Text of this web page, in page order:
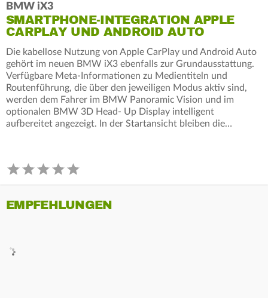
BMW iX3
SMARTPHONE-INTEGRATION APPLE
CARPLAY UND ANDROID AUTO
Die kabellose Nutzung von Apple CarPlay und Android Auto
gehört im neuen BMW iX3 ebenfalls zur Grundausstattung.
Verfügbare Meta-Informationen zu Medientiteln und
Routenführung, die über den jeweiligen Modus aktiv sind,
werden dem Fahrer im BMW Panoramic Vision und im
optionalen BMW 3D Head- Up Display intelligent
aufbereitet angezeigt. In der Startansicht bleiben die…
EMPFEHLUNGEN